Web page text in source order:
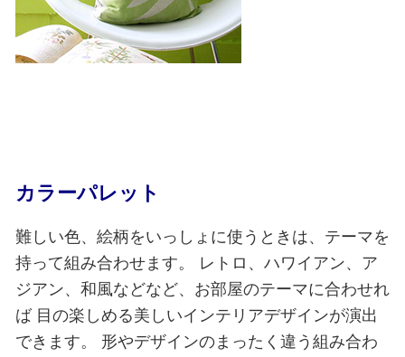
カラーパレット
難しい色、絵柄をいっしょに使うときは、テーマを
持って組み合わせます。
レトロ、ハワイアン、ア
ジアン、和風などなど、お部屋のテーマに合わせれ
ば目の楽しめる美しいインテリアデザインが演出
できます。
形やデザインのまったく違う組み合わ